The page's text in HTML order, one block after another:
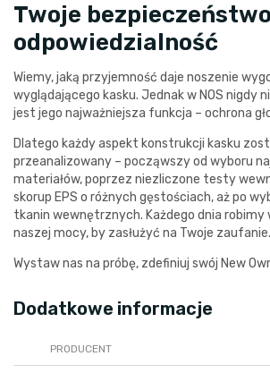
Twoje
odpowiedzialność
Wiemy, jaką przyjemność daje noszenie
wyglądającego kasku. Jednak w NOS nigdy
jest jego najważniejsza funkcja – ochrona
Dlatego każdy aspekt konstrukcji kasku
przeanalizowany – począwszy od wyboru
materiałów, poprzez niezliczone testy
skorup EPS o różnych gęstościach, aż po
tkanin wewnętrznych. Każdego dnia robimy
naszej mocy, by zasłużyć na Twoje zaufanie.
Wystaw nas na próbę, zdefiniuj swój New
Dodatkowe informacje
PRODUCENT